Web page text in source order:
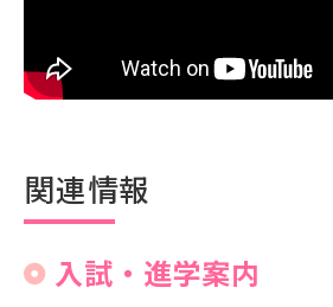
関連情報
入試・進学案内